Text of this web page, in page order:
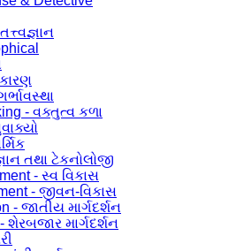
- વક્તુત્વ કળા
તથા ટેકનોલોજી
- સ્વ વિકાસ
- જીવન-વિકાસ
- જાતીય માર્ગદર્શન
શેરબજાર માર્ગદર્શન